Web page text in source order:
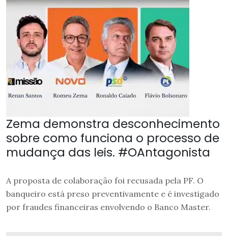
Zema demonstra desconhecimento
sobre como funciona o processo de
mudança das leis. #OAntagonista
A proposta de colaboração foi recusada pela PF. O
banqueiro está preso preventivamente e é investigado
por fraudes financeiras envolvendo o Banco Master.